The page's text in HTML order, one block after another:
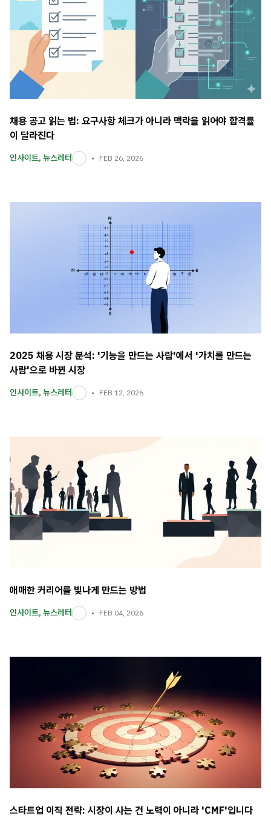
채용 공고 읽는 법: 요구사항 체크가 아니라 맥락을 읽어야 합격률
이 달라진다
인사이트, 뉴스레터 FEB 26, 2026
2025 채용 시장 분석: '기능을 만드는 사람'에서 '가치를 만드는
사람'으로 바뀐 시장
인사이트, 뉴스레터 FEB 12, 2026
애매한 커리어를 빛나게 만드는 방법
인사이트, 뉴스레터 FEB 04, 2026
스타트업 이직 전략: 시장이 사는 건 노력이 아니라 'CMF'입니다